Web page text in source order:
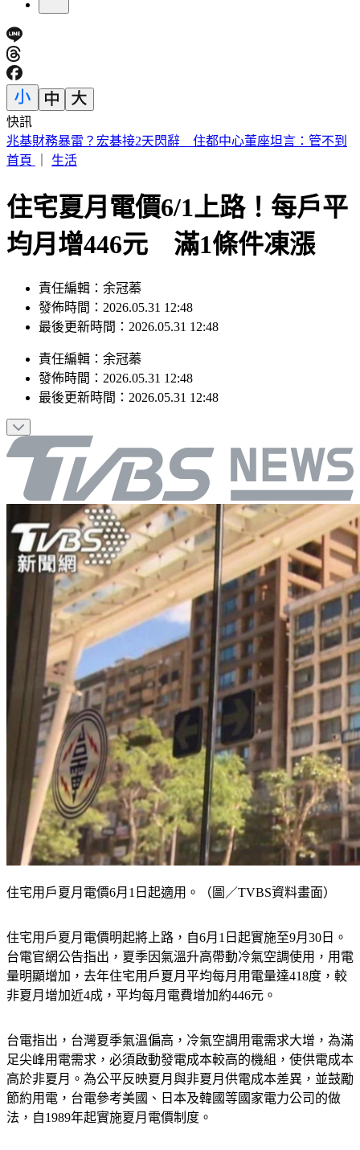
快訊
伊朗封鎖荷姆茲海峽 6000名海員受困波斯灣
首頁
生活
住宅夏月電價6/1上路！每戶平
均月增446元 滿1條件凍漲
責任編輯：余冠蓁
發佈時間：2026.05.31 12:48
最後更新時間：2026.05.31 12:48
責任編輯 ： 余冠蓁
發佈時間： 2026.05.31 12:48
最後更新時間： 2026.05.31 12:48
住宅用戶夏月電價6月1日起適用。（圖／TVBS資料畫面）
住宅用戶夏月電價明起將上路，自6月1日起實施至9月30日。
台電官網公告指出，夏季因氣溫升高帶動冷氣空調使用，用電
量明顯增加，去年住宅用戶夏月平均每月用電量達418度，較
非夏月增加近4成，平均每月電費增加約446元。
台電指出，台灣夏季氣溫偏高，冷氣空調用電需求大增，為滿
足尖峰用電需求，必須啟動發電成本較高的機組，使供電成本
高於非夏月。為公平反映夏月與非夏月供電成本差異，並鼓勵
節約用電，台電參考美國、日本及韓國等國家電力公司的做
法，自1989年起實施夏月電價制度。